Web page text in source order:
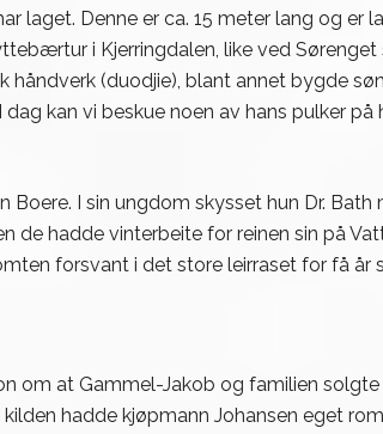
laget. Denne er ca. 15 meter lang og er
i Kjerringdalen, like ved Sørenget
(duodjie), blant annet bygde
kan vi beskue noen av hans pulker
I sin ungdom skysset hun Dr. Bath
de hadde vinterbeite for reinen sin på
forsvant i det store leirraset for få år
om at Gammel-Jakob og familien solgte
hadde kjøpmann Johansen eget